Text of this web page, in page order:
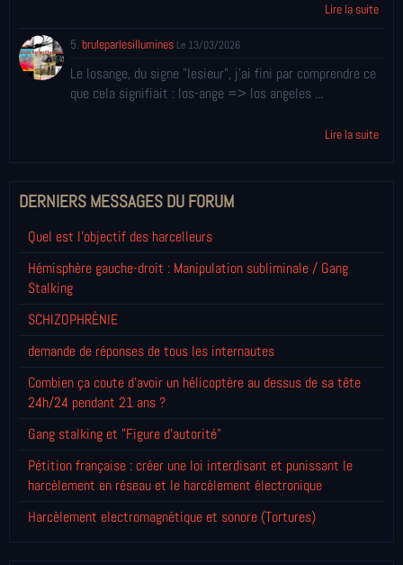
Lire la suite
5. bruleparlesillumines Le 13/03/2026
Le losange, du signe "lesieur", j'ai fini par comprendre ce
que cela signifiait : los-ange => los angeles ...
Lire la suite
DERNIERS MESSAGES DU FORUM
Quel est l'objectif des harcelleurs
Hémisphère gauche-droit : Manipulation subliminale / Gang
Stalking
SCHIZOPHRÈNIE
demande de réponses de tous les internautes
Combien ça coute d'avoir un hélicoptère au dessus de sa tête
24h/24 pendant 21 ans ?
Gang stalking et "Figure d'autorité"
Pétition française : créer une loi interdisant et punissant le
harcèlement en réseau et le harcèlement électronique
Harcèlement electromagnétique et sonore (Tortures)